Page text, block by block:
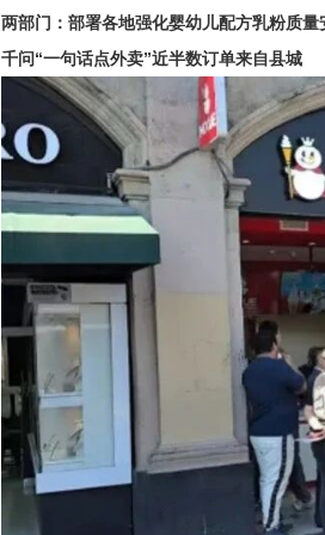
两部门：部署各地强化婴幼儿配方乳粉质量
千问“一句话点外卖”近半数订单来自县城